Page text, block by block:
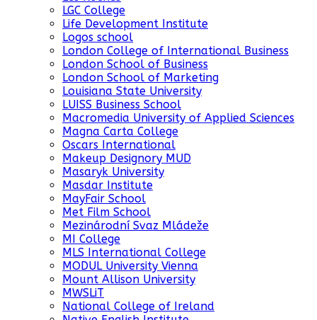
LGC College
Life Development Institute
Logos school
London College of International Business
London School of Business
London School of Marketing
Louisiana State University
LUISS Business School
Macromedia University of Applied Sciences
Magna Carta College
Oscars International
Makeup Designory MUD
Masaryk University
Masdar Institute
MayFair School
Met Film School
Mezinárodní Svaz Mládeže
MI College
MLS International College
MODUL University Vienna
Mount Allison University
MWSLiT
National College of Ireland